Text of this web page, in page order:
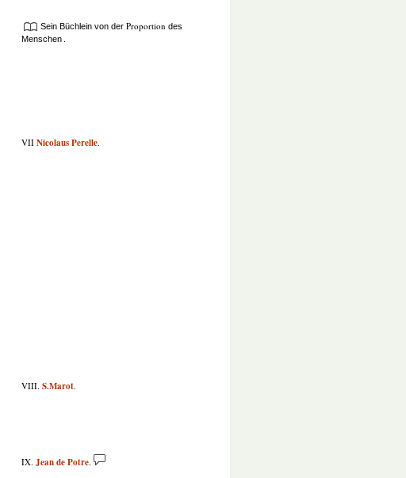
Sein Büchlein von der Proportion des
Menschen
VII Nicolaus Perelle.
VIII. S.Marot.
IX. Jean de Potre.